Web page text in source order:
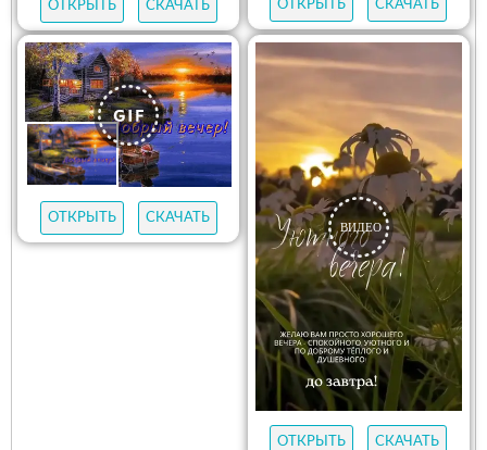
ОТКРЫТЬ СКАЧАТЬ ОТКРЫТЬ СКАЧАТЬ
ОТКРЫТЬ СКАЧАТЬ
ОТКРЫТЬ СКАЧАТЬ